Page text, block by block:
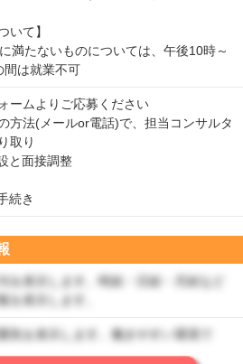
いて】
満たないものについては、午後10時～
間は就業不可
ームよりご応募ください
方法(メールor電話)で、担当コンサルタ
取り
と面接調整
続き
を表示します。時給・日給・月給など
を表示します。
気を表示します。働きやすい環境で